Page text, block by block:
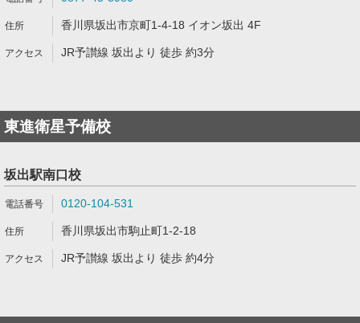
香川県坂出市京町1-4-18 イオン坂出 4F
JR予讃線 坂出より 徒歩 約3分
東進衛星予備校
坂出駅南口校
0120-104-531
香川県坂出市駒止町1-2-18
JR予讃線 坂出より 徒歩 約4分